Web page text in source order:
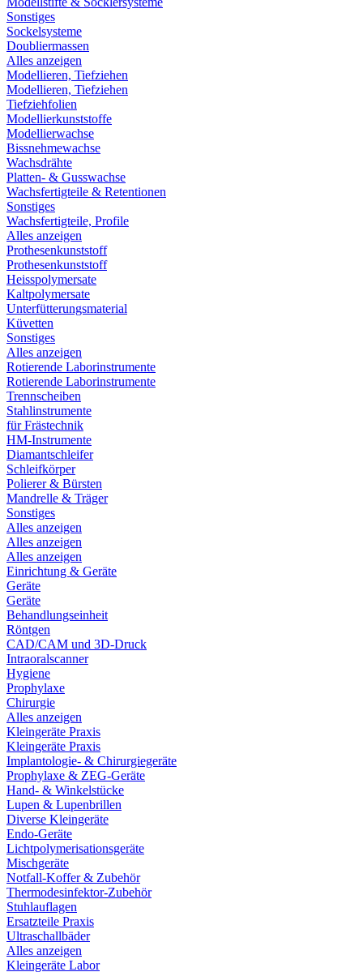
Sonstiges
Sockelsysteme
Doubliermassen
Alles anzeigen
Modellieren, Tiefziehen
Modellieren, Tiefziehen
Tiefziehfolien
Modellierkunststoffe
Modellierwachse
Bissnehmewachse
Wachsdrähte
Platten- & Gusswachse
Wachsfertigteile & Retentionen
Sonstiges
Wachsfertigteile, Profile
Alles anzeigen
Prothesenkunststoff
Prothesenkunststoff
Heisspolymersate
Kaltpolymersate
Unterfütterungsmaterial
Küvetten
Sonstiges
Alles anzeigen
Rotierende Laborinstrumente
Rotierende Laborinstrumente
Trennscheiben
Stahlinstrumente
für Frästechnik
HM-Instrumente
Diamantschleifer
Schleifkörper
Polierer & Bürsten
Mandrelle & Träger
Sonstiges
Alles anzeigen
Alles anzeigen
Alles anzeigen
Einrichtung & Geräte
Geräte
Geräte
Behandlungseinheit
Röntgen
CAD/CAM und 3D-Druck
Intraoralscanner
Hygiene
Prophylaxe
Chirurgie
Alles anzeigen
Kleingeräte Praxis
Kleingeräte Praxis
Implantologie- & Chirurgiegeräte
Prophylaxe & ZEG-Geräte
Hand- & Winkelstücke
Lupen & Lupenbrillen
Diverse Kleingeräte
Endo-Geräte
Lichtpolymerisationsgeräte
Mischgeräte
Notfall-Koffer & Zubehör
Thermodesinfektor-Zubehör
Stuhlauflagen
Ersatzteile Praxis
Ultraschallbäder
Alles anzeigen
Kleingeräte Labor